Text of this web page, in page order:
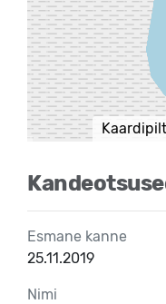
Esmane kanne
25.11.2019
Nimi